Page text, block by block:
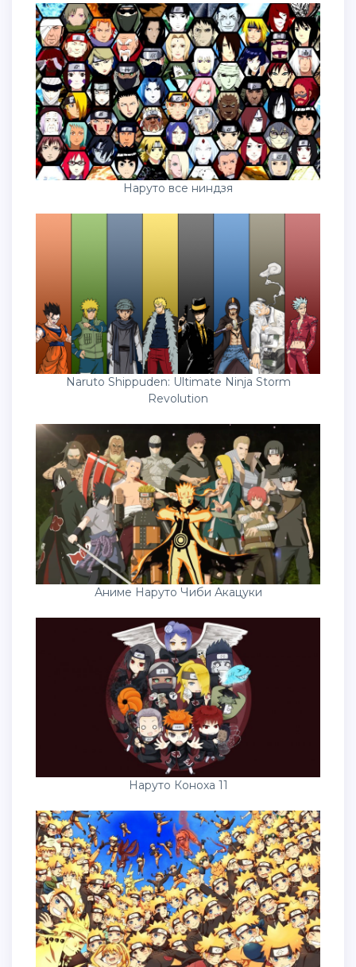
Наруто все ниндзя
Naruto Shippuden: Ultimate Ninja Storm
Revolution
Аниме Наруто Чиби Акацуки
Наруто Коноха 11